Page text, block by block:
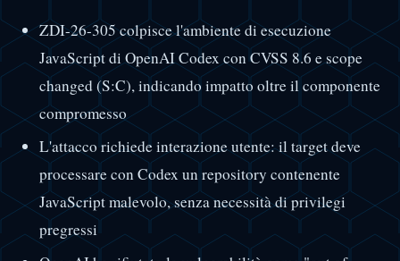
ZDI-26-305 colpisce l'ambiente di esecuzione
JavaScript di OpenAI Codex con CVSS 8.6 e scope
changed (S:C), indicando impatto oltre il componente
compromesso
L'attacco richiede interazione utente: il target deve
processare con Codex un repository contenente
JavaScript malevolo, senza necessità di privilegi
pregressi